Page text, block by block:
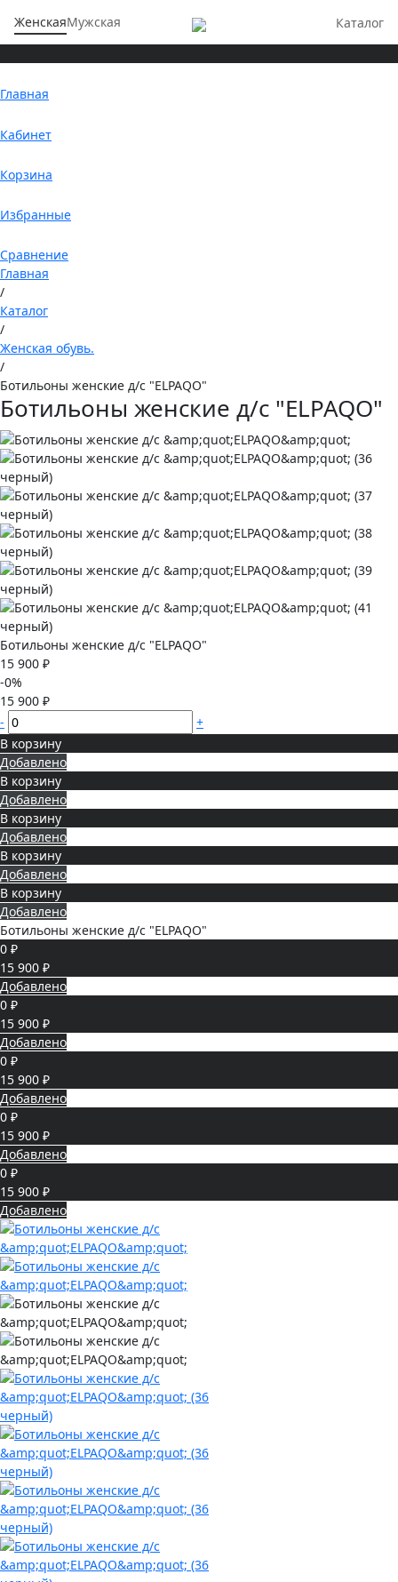
ЖенскаяМужская Каталог
Главная
Кабинет
Корзина
Избранные
Сравнение
Главная
/
Каталог
/
Женская обувь.
/
Ботильоны женские д/с "ELPAQO"
Ботильоны женские д/с "ELPAQO"
Ботильоны женские д/с "ELPAQO"
15 900 ₽
-0%
15 900 ₽
-
+
В корзину
Добавлено
В корзину
Добавлено
В корзину
Добавлено
В корзину
Добавлено
В корзину
Добавлено
Ботильоны женские д/с "ELPAQO"
0 ₽
15 900 ₽
Добавлено
0 ₽
15 900 ₽
Добавлено
0 ₽
15 900 ₽
Добавлено
0 ₽
15 900 ₽
Добавлено
0 ₽
15 900 ₽
Добавлено